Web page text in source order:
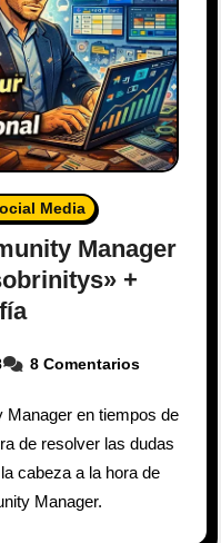
Media
Manager
+
8 Comentarios
Manager en tiempos de
de resolver las dudas
cabeza a la hora de
Manager.